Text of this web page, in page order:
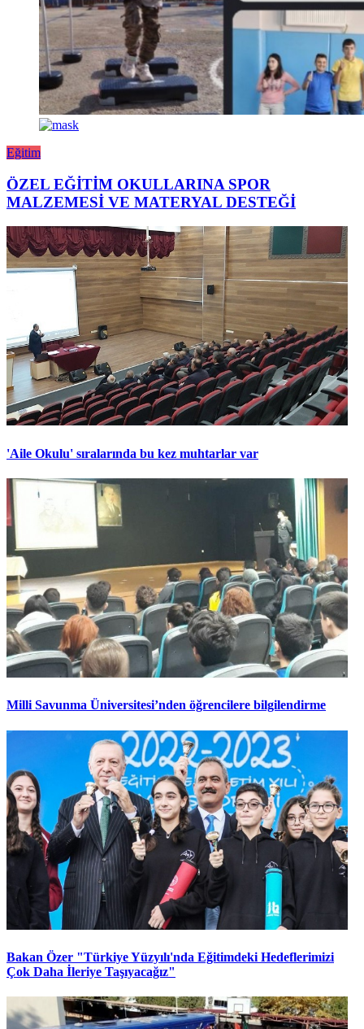
Eğitim
ÖZEL EĞİTİM OKULLARINA SPOR
MALZEMESİ VE MATERYAL DESTEĞİ
'Aile Okulu' sıralarında bu kez muhtarlar var
Milli Savunma Üniversitesi’nden öğrencilere bilgilendirme
Bakan Özer "Türkiye Yüzyılı'nda Eğitimdeki Hedeflerimizi
Çok Daha İleriye Taşıyacağız"